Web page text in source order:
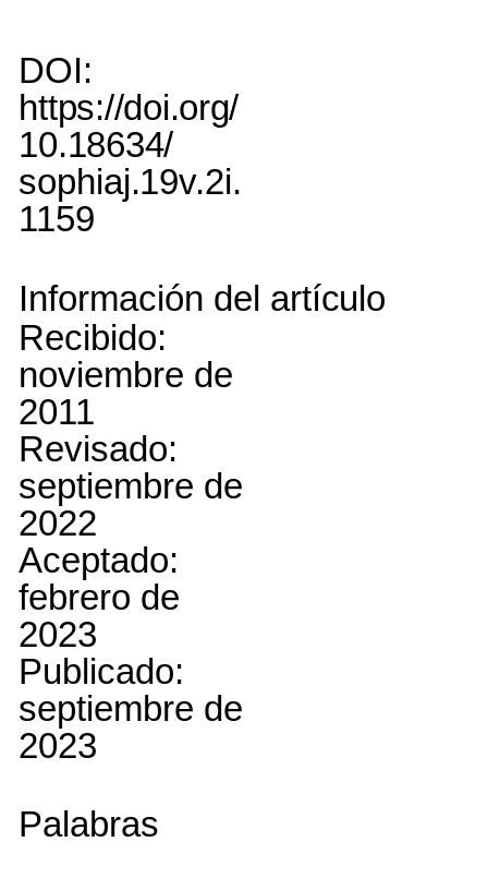
DOI:
https://doi.org/
10.18634/
sophiaj.19v.2i.
1159
Información del artículo
Recibido:
noviembre de
2011
Revisado:
septiembre de
2022
Aceptado:
febrero de
2023
Publicado:
septiembre de
2023
Palabras